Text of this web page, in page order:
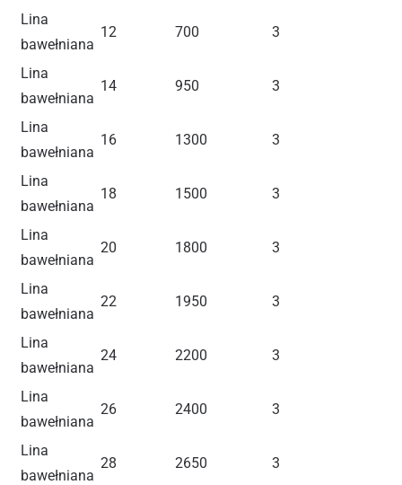
Lina
bawełniana
12 700 3
Lina
bawełniana
14 950 3
Lina
bawełniana
16 1300 3
Lina
bawełniana
18 1500 3
Lina
bawełniana
20 1800 3
Lina
bawełniana
22 1950 3
Lina
bawełniana
24 2200 3
Lina
bawełniana
26 2400 3
Lina
bawełniana
28 2650 3